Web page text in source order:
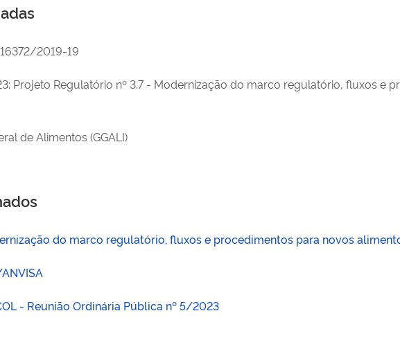
2019-19
Projeto Regulatório nº 3.7 - Modernização do marco regulatório, fluxos e
de Alimentos (GGALI)
do marco regulatório, fluxos e procedimentos para novos
- Reunião Ordinária Pública nº 5/2023